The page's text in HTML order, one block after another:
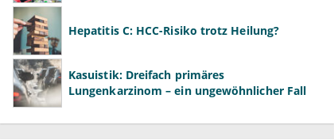
Hepatitis C: HCC-Risiko trotz Heilung?
Kasuistik: Dreifach primäres
Lungenkarzinom – ein ungewöhnlicher Fall